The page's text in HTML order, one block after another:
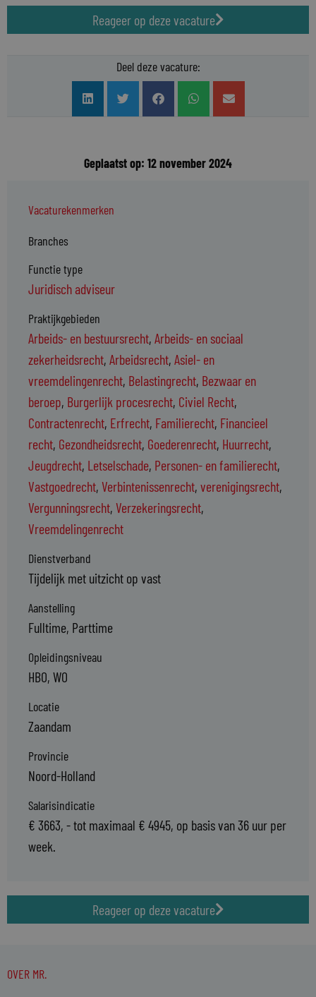
Reageer op deze vacature
Deel deze vacature:
Geplaatst op: 12 november 2024
Vacaturekenmerken
Branches
Functie type
Juridisch adviseur
Praktijkgebieden
Arbeids- en bestuursrecht, Arbeids- en sociaal
zekerheidsrecht, Arbeidsrecht, Asiel- en
vreemdelingenrecht, Belastingrecht, Bezwaar en
beroep, Burgerlijk procesrecht, Civiel Recht,
Contractenrecht, Erfrecht, Familierecht, Financieel
recht, Gezondheidsrecht, Goederenrecht, Huurrecht,
Jeugdrecht, Letselschade, Personen- en familierecht,
Vastgoedrecht, Verbintenissenrecht, verenigingsrecht,
Vergunningsrecht, Verzekeringsrecht,
Vreemdelingenrecht
Dienstverband
Tijdelijk met uitzicht op vast
Aanstelling
Fulltime, Parttime
Opleidingsniveau
HBO, WO
Locatie
Zaandam
Provincie
Noord-Holland
Salarisindicatie
€ 3663, - tot maximaal € 4945, op basis van 36 uur per
week.
Reageer op deze vacature
OVER MR.